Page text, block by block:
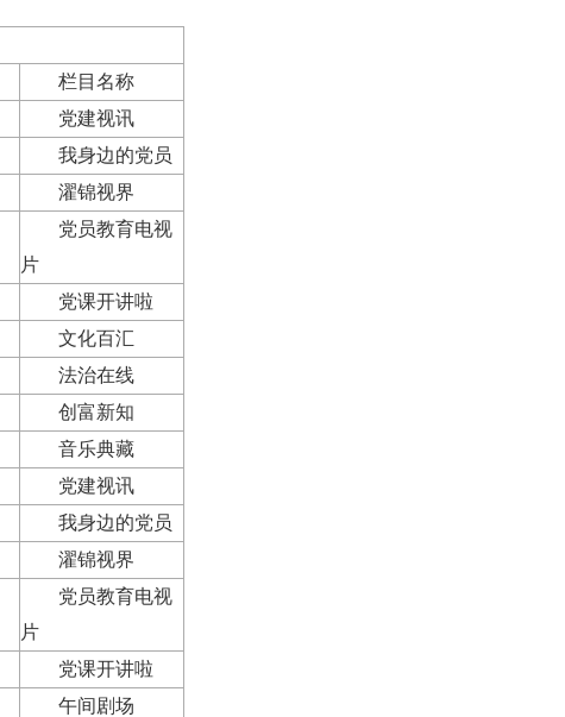
栏目名称
党建视讯
我身边的党员
濯锦视界
党员教育电视
片
党课开讲啦
文化百汇
法治在线
创富新知
音乐典藏
党建视讯
我身边的党员
濯锦视界
党员教育电视
片
党课开讲啦
午间剧场